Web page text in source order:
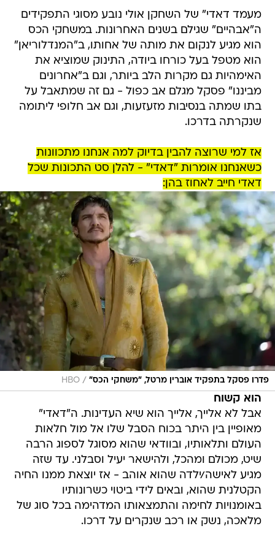
מעמד דאדי" של השחקן אולי נובע מסוגי התפקידים
ה"אבהיים" שגילם בשנים האחרונות. במשחקי הכס
הוא מגיע לנקום את מותה של אחותו, ב"המנדלוריאן"
הוא מטפל בעל כורחו ביודה, התינוק שמוציא את
האימהיות גם מקרות הלב ביותר, וגם ב"אחרונים
מביננו" פסקל מגלם אב כפול - גם זה שמתאבל על
בתו שמתה בנסיבות מזעזעות, וגם אב חלופי ליתומה
שנקרתה בדרכו.
אז למי שרוצה להבין בדיוק למה אנחנו מתכוונות
כשאנחנו אומרות "דאדי" - להלן סט התכונות שכל
דאדי חייב לאחוז בהן:
פדרו פסקל בתפקיד אוברין מרטל, "משחקי הכס" /
HBO
הוא קשוח
אבל לא אלייך, אלייך הוא שיא העדינות. ה"דאדי"
מאופיין בין היתר בכוח הסבל שלו אל מול חלאות
העולם ותלאותיו, ובוודאי שהוא מסוגל לספוג הרבה
שיט, מכולם ומהכל, ולהישאר יעיל וסבלני. עד שזה
מגיע לאישה/ילדה שהוא אוהב - אז יוצאת ממנו החיה
הקטלנית שהוא, ובאים לידי ביטוי כשרונותיו
באומנויות לחימה והתמצאותו המדהימה בכל סוג של
מלאכה, נשק או רכב שנקרים על דרכו.